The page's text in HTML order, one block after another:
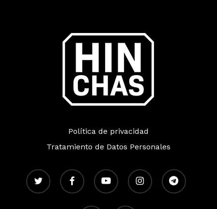
Política de privacidad
Tratamiento de Datos Personales
twitter facebook youtube instagram telegram